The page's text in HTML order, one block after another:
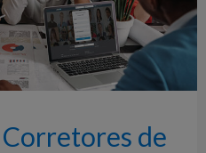
de